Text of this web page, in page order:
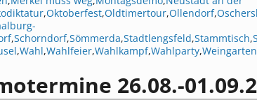
,Oktoberfest,Oldtimertour,Ollendorf,
,Schorndorf,Sömmerda,Stadtlengsfeld,Stammtisch,
,Wahl,Wahlfeier,Wahlkampf,Wahlparty,Weingarten
26.08.-